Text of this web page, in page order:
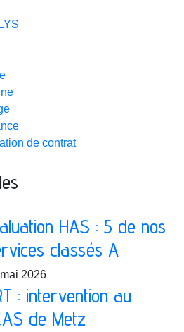
de contrat
HAS : 5 de nos
classés A
2026
: intervention au
de Metz